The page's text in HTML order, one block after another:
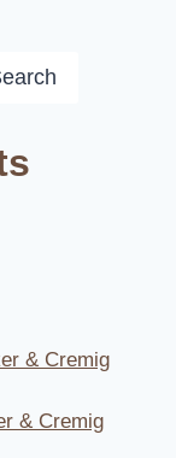
& Cremig
& Cremig